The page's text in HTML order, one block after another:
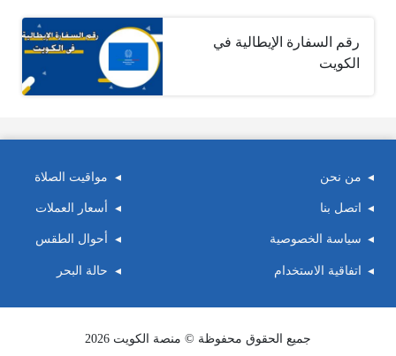
رقم السفارة الإيطالية في
الكويت
من نحن
اتصل بنا
سياسة الخصوصية
اتفاقية الاستخدام
مواقيت الصلاة
أسعار العملات
أحوال الطقس
حالة البحر
جميع الحقوق محفوظة © منصة الكويت 2026